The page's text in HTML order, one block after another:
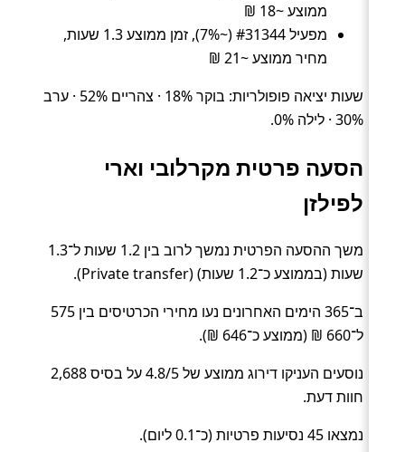
ממוצע ~18 ₪
מפעיל #31344 (~7%), זמן ממוצע 1.3 שעות,
מחיר ממוצע ~21 ₪
שעות יציאה פופולריות: בוקר 18% · צהריים 52% · ערב
30% · לילה 0%.
הסעה פרטית מקרלובי וארי
לפילזן
משך ההסעה הפרטית נמשך לרוב בין 1.2 שעות ל־1.3
שעות (בממוצע כ־1.2 שעות) (Private transfer).
ב־365 הימים האחרונים נעו מחירי הכרטיסים בין 575
ל־660 ₪ (ממוצע כ־646 ₪).
נוסעים העניקו דירוג ממוצע של 4.8/5 על בסיס 2,688
חוות דעת.
נמצאו 45 נסיעות פרטיות (כ־0.1 ליום).